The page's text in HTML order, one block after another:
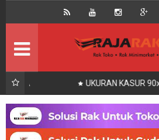
UKURAN KASUR 90x200,
160x200, 180x200 | FUNGSI,
Beranda
Kontak About Us
Rak Gudang Rak besi/Rak pallet
Rak Minimarket Supermarket
Produk Lain Peralatan Toko Dll